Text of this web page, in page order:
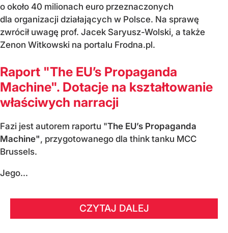
o około 40 milionach euro przeznaczonych
dla organizacji działających w Polsce. Na sprawę
zwrócił uwagę prof. Jacek Saryusz-Wolski, a także
Zenon Witkowski na portalu Frodna.pl.
Raport "The EU’s Propaganda
Machine". Dotacje na kształtowanie
właściwych narracji
Fazi jest autorem raportu "The EU’s Propaganda
Machine", przygotowanego dla think tanku MCC
Brussels.
Jego...
CZYTAJ DALEJ